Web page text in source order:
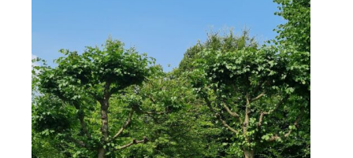
gekozen
worden
op
de
productpagina